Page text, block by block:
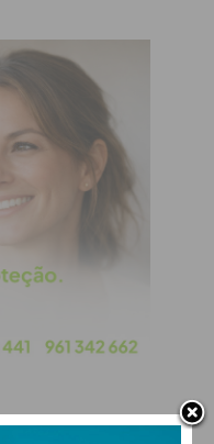
do
por e-mail e
a informação